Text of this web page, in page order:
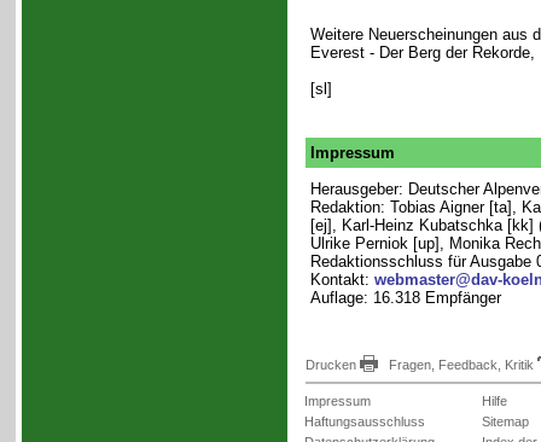
Weitere Neuerscheinungen aus
Everest - Der Berg der
[sl]
Impressum
Herausgeber: Deutscher
Redaktion: Tobias Aigner [ta],
[ej], Karl-Heinz Kubatschka
Ulrike Perniok [up], Monika
Redaktionsschluss für Ausgabe
Kontakt: webmaster@dav-
Auflage: 16.318 Empfänger
Drucken Fragen, Feedback, Kritik
Impressum
Haftungsausschluss
Hilfe
Sitemap